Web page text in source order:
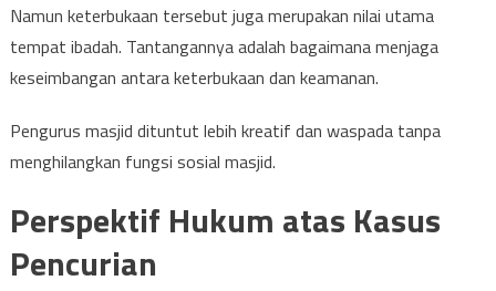
Namun keterbukaan tersebut juga merupakan nilai utama
tempat ibadah. Tantangannya adalah bagaimana menjaga
keseimbangan antara keterbukaan dan keamanan.
Pengurus masjid dituntut lebih kreatif dan waspada tanpa
menghilangkan fungsi sosial masjid.
Perspektif Hukum atas Kasus
Pencurian